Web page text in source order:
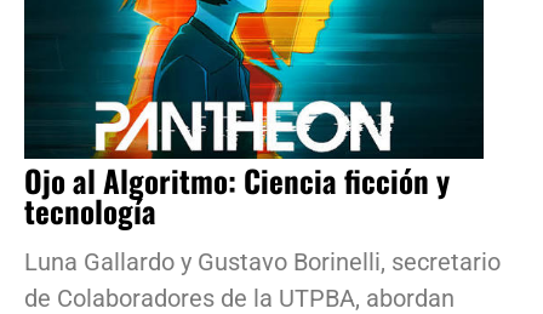
Ojo al Algoritmo: Ciencia ficción y
tecnología
Luna Gallardo y Gustavo Borinelli, secretario
de Colaboradores de la UTPBA, abordan